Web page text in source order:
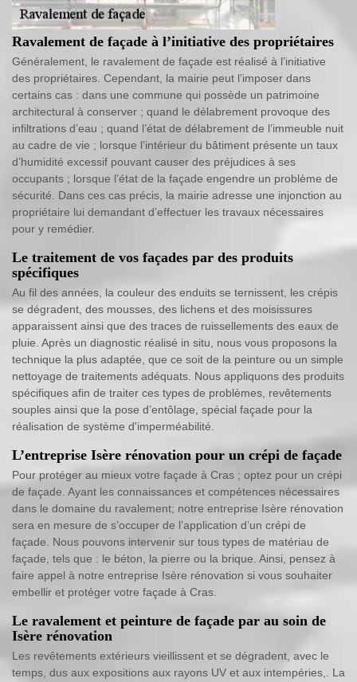
Ravalement de façade à l’initiative des propriétaires
Généralement, le ravalement de façade est réalisé à l’initiative
des propriétaires. Cependant, la mairie peut l’imposer dans
certains cas : dans une commune qui possède un patrimoine
architectural à conserver ; quand le délabrement provoque des
infiltrations d’eau ; quand l’état de délabrement de l’immeuble nuit
au cadre de vie ; lorsque l’intérieur du bâtiment présente un taux
d’humidité excessif pouvant causer des préjudices à ses
occupants ; lorsque l’état de la façade engendre un problème de
sécurité. Dans ces cas précis, la mairie adresse une injonction au
propriétaire lui demandant d’effectuer les travaux nécessaires
pour y remédier.
Le traitement de vos façades par des produits
spécifiques
Au fil des années, la couleur des enduits se ternissent, les crépis
se dégradent, des mousses, des lichens et des moisissures
apparaissent ainsi que des traces de ruissellements des eaux de
pluie. Après un diagnostic réalisé in situ, nous vous proposons la
technique la plus adaptée, que ce soit de la peinture ou un simple
nettoyage de traitements adéquats. Nous appliquons des produits
spécifiques afin de traiter ces types de problèmes, revêtements
souples ainsi que la pose d’entôlage, spécial façade pour la
réalisation de système d'imperméabilité.
L’entreprise Isère rénovation pour un crépi de façade
Pour protéger au mieux votre façade à Cras ; optez pour un crépi
de façade. Ayant les connaissances et compétences nécessaires
dans le domaine du ravalement; notre entreprise Isère rénovation
sera en mesure de s’occuper de l’application d’un crépi de
façade. Nous pouvons intervenir sur tous types de matériau de
façade, tels que : le béton, la pierre ou la brique. Ainsi, pensez à
faire appel à notre entreprise Isère rénovation si vous souhaiter
embellir et protéger votre façade à Cras.
Le ravalement et peinture de façade par au soin de
Isère rénovation
Les revêtements extérieurs vieillissent et se dégradent, avec le
temps, dus aux expositions aux rayons UV et aux intempéries,. La